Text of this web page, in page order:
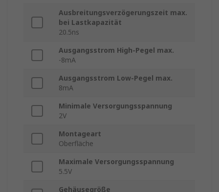
Ausbreitungsverzögerungszeit max.
bei Lastkapazität
20.5ns
Ausgangsstrom High-Pegel max.
-8mA
Ausgangsstrom Low-Pegel max.
8mA
Minimale Versorgungsspannung
2V
Montageart
Oberfläche
Maximale Versorgungsspannung
5.5V
Gehäusegröße